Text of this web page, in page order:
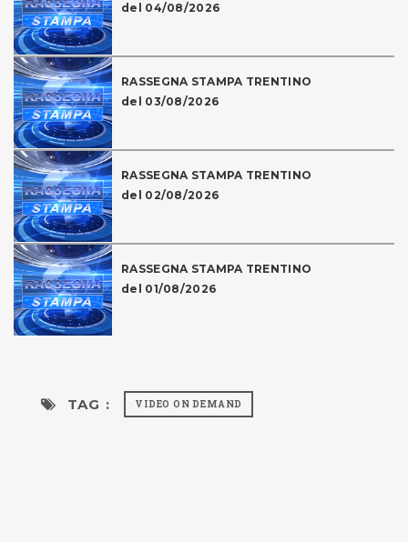
del 04/08/2026
RASSEGNA STAMPA TRENTINO
del 03/08/2026
RASSEGNA STAMPA TRENTINO
del 02/08/2026
RASSEGNA STAMPA TRENTINO
del 01/08/2026
TAG : VIDEO ON DEMAND